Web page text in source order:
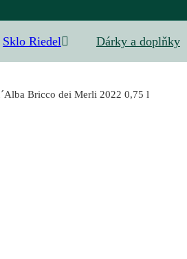
Sklo Riedel Dárky a doplňky
Bricco dei Merli 2022 0,75 l